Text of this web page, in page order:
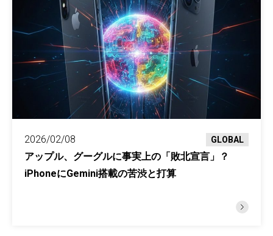
2026/02/08 GLOBAL
アップル、グーグルに事実上の「敗北宣言」？
iPhoneにGemini搭載の苦渋と打算